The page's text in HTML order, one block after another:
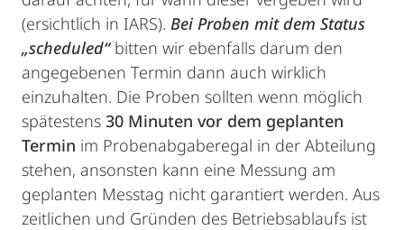
(ersichtlich in IARS). Bei Proben mit dem Status
„scheduled“bitten wir ebenfalls darum den
angegebenen Termin dann auch wirklich
einzuhalten. Die Proben sollten wenn möglich
spätestens 30 Minuten vor dem geplanten
Termin im Probenabgaberegal in der Abteilung
stehen, ansonsten kann eine Messung am
geplanten Messtag nicht garantiert werden. Aus
zeitlichen und Gründen des Betriebsablaufs ist